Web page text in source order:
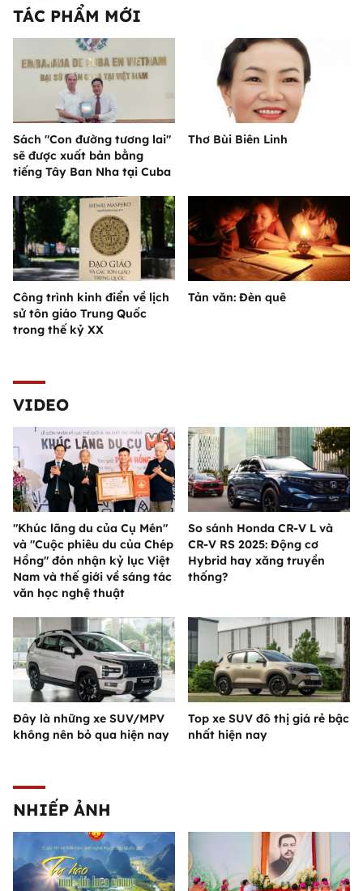
TÁC PHẨM MỚI
Sách "Con đường tương lai"
sẽ được xuất bản bằng
tiếng Tây Ban Nha tại Cuba
Thơ Bùi Biên Linh
Công trình kinh điển về lịch
sử tôn giáo Trung Quốc
trong thế kỷ XX
Tản văn: Đèn quê
VIDEO
"Khúc lãng du của Cụ Mén"
và "Cuộc phiêu du của Chép
Hồng" đón nhận kỷ lục Việt
Nam và thế giới về sáng tác
văn học nghệ thuật
So sánh Honda CR-V L và
CR-V RS 2025: Động cơ
Hybrid hay xăng truyền
thống?
Đây là những xe SUV/MPV
không nên bỏ qua hiện nay
Top xe SUV đô thị giá rẻ bậc
nhất hiện nay
NHIẾP ẢNH